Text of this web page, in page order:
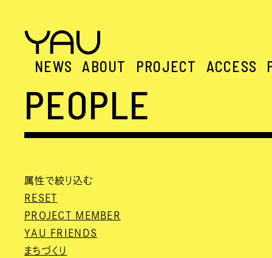
NEWS ABOUT PROJECT ACCESS
PEOPLE
属性で絞り込む
RESET
PROJECT MEMBER
YAU FRIENDS
まちづくり